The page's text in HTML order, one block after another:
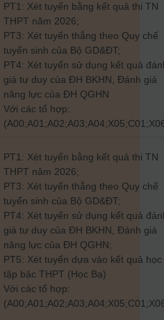
PT1: Xét tuyển bằng kết quả thi TN
THPT năm 2026;
PT3: Xét tuyển thẳng theo Quy chế
tuyển sinh của Bộ GD&ĐT;
PT4: Xét tuyển sử dụng kết quả
giá tư duy của ĐH BKHN, Đánh giá
năng lực của ĐH QGHN
Với các tổ hợp:
PT1: Xét tuyển bằng kết quả thi TN
THPT năm 2026;
PT3: Xét tuyển thẳng theo Quy chế
tuyển sinh của Bộ GD&ĐT;
PT4: Xét tuyển sử dụng kết quả
giá tư duy của ĐH BKHN, Đánh giá
năng lực của ĐH QGHN;
PT5: Xét tuyển dựa vào kết quả học
tập bậc THPT (Học Bạ)
Với các tổ hợp: